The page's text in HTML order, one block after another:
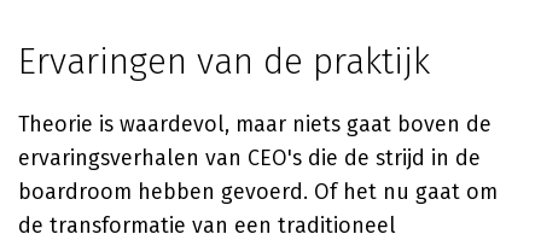
Ervaringen van de praktijk
Theorie is waardevol, maar niets gaat boven de
ervaringsverhalen van CEO's die de strijd in de
boardroom hebben gevoerd. Of het nu gaat om
de transformatie van een traditioneel